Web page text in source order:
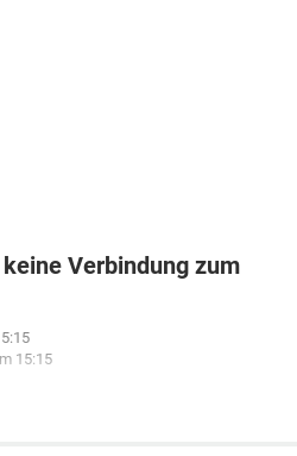
Verbindung zum
15:15